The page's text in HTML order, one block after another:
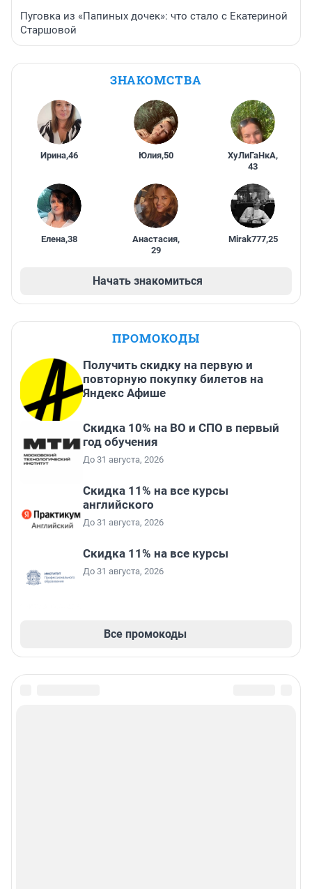
Пуговка из «Папиных дочек»: что стало с Екатериной
Старшовой
ЗНАКОМСТВА
Ирина,46 Юлия,50 ХуЛиГаНкА,
43
Елена,38 Анастасия,
29
Mirak777,25
Начать знакомиться
ПРОМОКОДЫ
Получить скидку на первую и
повторную покупку билетов на
Яндекс Афише
Скидка 10% на ВО и СПО в первый
год обучения
До 31 августа, 2026
Скидка 11% на все курсы
английского
До 31 августа, 2026
Скидка 11% на все курсы
До 31 августа, 2026
Все промокоды